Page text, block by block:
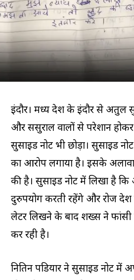
इंदौर। मध्य प्रदेश के इंदौर से
और ससुराल वालों से परेशान
सुसाइड नोट भी छोड़ा। सुसाइड
का आरोप लगाया है। इसके
की है। सुसाइड नोट में लिखा है
दुरुपयोग करती रहेंगे और रोज
लेटर लिखने के बाद शख्स ने फांसी
कर रही है।
नितिन पडियार ने सुसाइड नोट में